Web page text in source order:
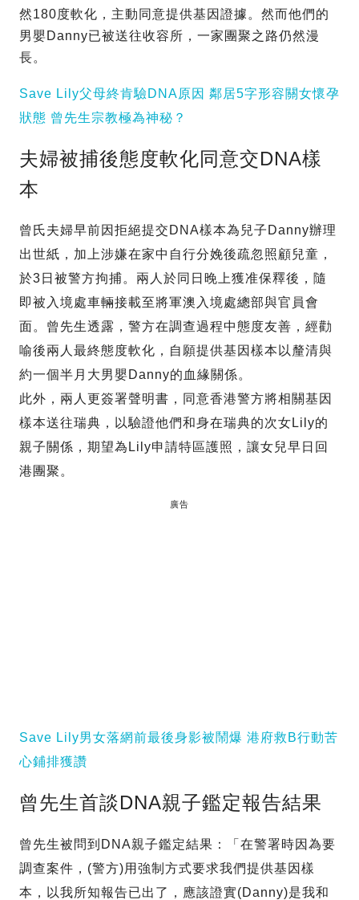
然180度軟化，主動同意提供基因證據。然而他們的
男嬰Danny已被送往收容所，一家團聚之路仍然漫
長。
Save Lily父母終肯驗DNA原因 鄰居5字形容關女懷孕
狀態 曾先生宗教極為神秘？
夫婦被捕後態度軟化同意交DNA樣
本
曾氏夫婦早前因拒絕提交DNA樣本為兒子Danny辦理
出世紙，加上涉嫌在家中自行分娩後疏忽照顧兒童，
於3日被警方拘捕。兩人於同日晚上獲准保釋後，隨
即被入境處車輛接載至將軍澳入境處總部與官員會
面。曾先生透露，警方在調查過程中態度友善，經勸
喻後兩人最終態度軟化，自願提供基因樣本以釐清與
約一個半月大男嬰Danny的血緣關係。
此外，兩人更簽署聲明書，同意香港警方將相關基因
樣本送往瑞典，以驗證他們和身在瑞典的次女Lily的
親子關係，期望為Lily申請特區護照，讓女兒早日回
港團聚。
廣告
Save Lily男女落網前最後身影被鬧爆 港府救B行動苦
心鋪排獲讚
曾先生首談DNA親子鑑定報告結果
曾先生被問到DNA親子鑑定結果：「在警署時因為要
調查案件，(警方)用強制方式要求我們提供基因樣
本，以我所知報告已出了，應該證實(Danny)是我和